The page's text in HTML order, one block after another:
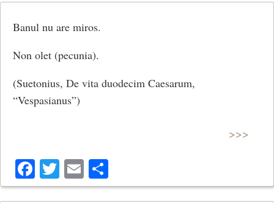
Banul nu are miros.
Non olet (pecunia).
(Suetonius, De vita duodecim Caesarum,
“Vespasianus”)
>>>
Facebook
Twitter
Email